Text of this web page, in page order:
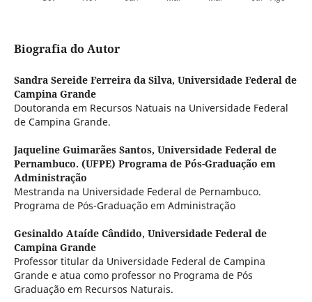
Biografia do Autor
Sandra Sereide Ferreira da Silva, Universidade Federal de
Campina Grande
Doutoranda em Recursos Natuais na Universidade Federal
de Campina Grande.
Jaqueline Guimarães Santos, Universidade Federal de
Pernambuco. (UFPE) Programa de Pós-Graduação em
Administração
Mestranda na Universidade Federal de Pernambuco.
Programa de Pós-Graduação em Administração
Gesinaldo Ataíde Cândido, Universidade Federal de
Campina Grande
Professor titular da Universidade Federal de Campina
Grande e atua como professor no Programa de Pós
Graduação em Recursos Naturais.